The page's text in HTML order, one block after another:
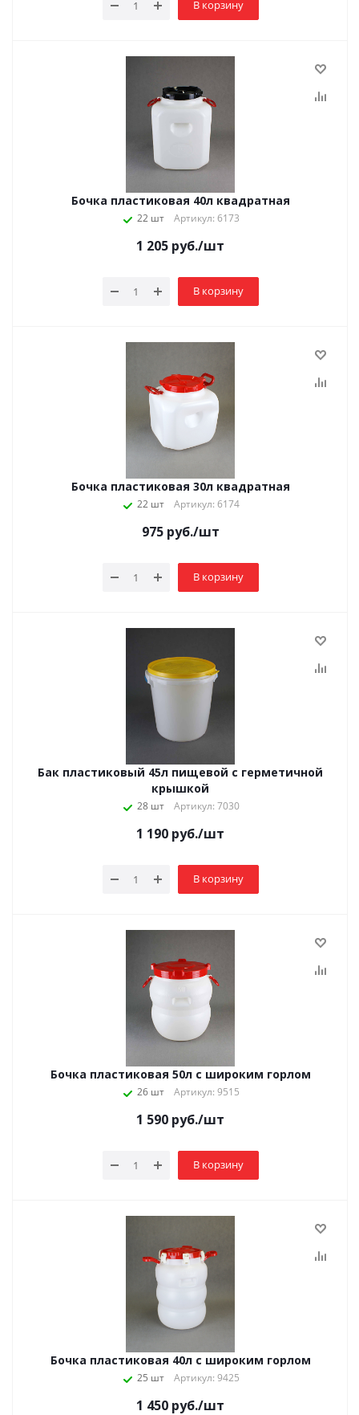
В корзину
Бочка пластиковая 40л квадратная
22 шт Артикул: 6173
1 205 руб./шт
В корзину
Бочка пластиковая 30л квадратная
22 шт Артикул: 6174
975руб./шт
В корзину
Бак пластиковый 45л пищевой с герметичной
крышкой
28 шт Артикул: 7030
1 190 руб./шт
В корзину
Бочка пластиковая 50л с широким горлом
26 шт Артикул: 9515
1 590 руб./шт
В корзину
Бочка пластиковая 40л с широким горлом
25 шт Артикул: 9425
1 450 руб./шт